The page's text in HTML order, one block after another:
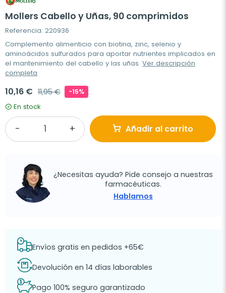
Mollers Cabello y Uñas, 90 comprimidos
Referencia: 220936
Complemento alimenticio con biotina, zinc, selenio y
aminoácidos sulfurados para aportar nutrientes implicados en
el mantenimiento del cabello y las uñas. Ver descripción
completa
10,16 € 11,95 € -15%
En stock
Añadir al carrito
¿Necesitas ayuda? Pide consejo a nuestras
farmacéuticas.
Hablamos
Envíos gratis en pedidos +65€
Devolución en 14 días laborables
Pago 100% seguro garantizado